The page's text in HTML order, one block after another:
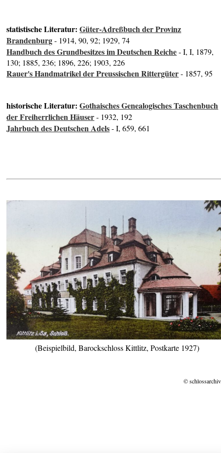
statistische Literatur:Güter-Adreßbuch der Provinz
Brandenburg- 1914, 90, 92; 1929, 74
Handbuch des Grundbesitzes im Deutschen Reiche- I, I, 1879,
130; 1885, 236; 1896, 226; 1903, 226
Rauer's Handmatrikel der Preussischen Rittergüter- 1857, 95
historische Literatur:Gothaisches Genealogisches Taschenbuch
der Freiherrlichen Häuser- 1932, 192
Jahrbuch des Deutschen Adels- I, 659, 661
(Beispielbild, Barockschloss Kittlitz, Postkarte 1927)
©